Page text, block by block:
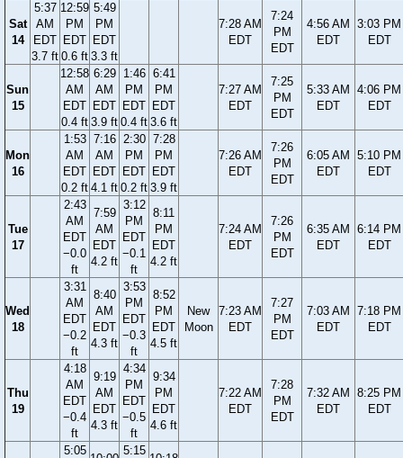
Sat
14
5:37
AM
EDT
3.7 ft
12:59
PM
EDT
0.6 ft
5:49
PM
EDT
3.3 ft
7:28 AM
EDT
7:24
PM
EDT
4:56 AM
EDT
3:03 PM
EDT
Sun
15
12:58
AM
EDT
0.4 ft
6:29
AM
EDT
3.9 ft
1:46
PM
EDT
0.4 ft
6:41
PM
EDT
3.6 ft
7:27 AM
EDT
7:25
PM
EDT
5:33 AM
EDT
4:06 PM
EDT
Mon
16
1:53
AM
EDT
0.2 ft
7:16
AM
EDT
4.1 ft
2:30
PM
EDT
0.2 ft
7:28
PM
EDT
3.9 ft
7:26 AM
EDT
7:26
PM
EDT
6:05 AM
EDT
5:10 PM
EDT
Tue
17
2:43
AM
EDT
−0.0
ft
7:59
AM
EDT
4.2 ft
3:12
PM
EDT
−0.1
ft
8:11
PM
EDT
4.2 ft
7:24 AM
EDT
7:26
PM
EDT
6:35 AM
EDT
6:14 PM
EDT
Wed
18
3:31
AM
EDT
−0.2
ft
8:40
AM
EDT
4.3 ft
3:53
PM
EDT
−0.3
ft
8:52
PM
EDT
4.5 ft
New
Moon
7:23 AM
EDT
7:27
PM
EDT
7:03 AM
EDT
7:18 PM
EDT
Thu
19
4:18
AM
EDT
−0.4
ft
9:19
AM
EDT
4.3 ft
4:34
PM
EDT
−0.5
ft
9:34
PM
EDT
4.6 ft
7:22 AM
EDT
7:28
PM
EDT
7:32 AM
EDT
8:25 PM
EDT
5:05 5:15